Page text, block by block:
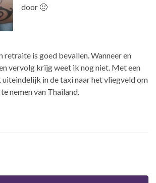
door 🙂
retraite is goed bevallen. Wanneer en
vervolg krijg weet ik nog niet. Met een
uiteindelijk in de taxi naar het vliegveld om
nemen van Thailand.